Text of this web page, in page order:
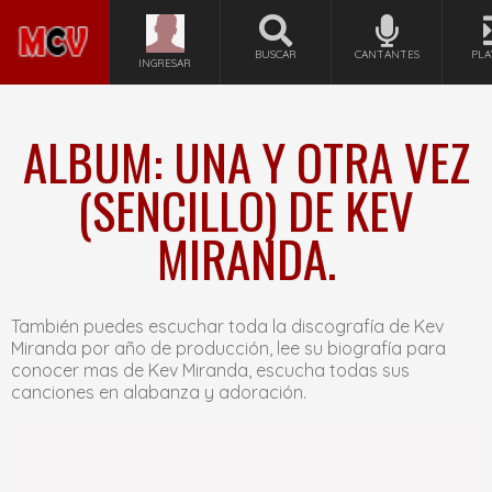
INGRESAR
BUSCAR CANTANTES
ALBUM: UNA Y OTRA VEZ
(SENCILLO) DE KEV
MIRANDA.
También puedes escuchar toda la discografía de Kev
Miranda por año de producción, lee su biografía para
conocer mas de Kev Miranda, escucha todas sus
canciones en alabanza y adoración.